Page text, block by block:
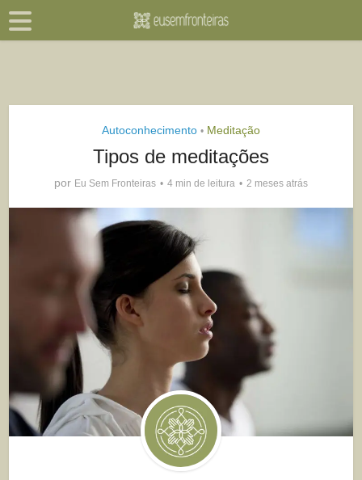
Autoconhecimento • Meditação
Tipos de meditações
por Eu Sem Fronteiras 4 min de leitura 2 meses atrás